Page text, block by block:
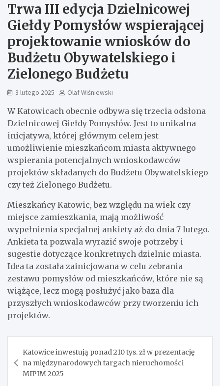
Trwa III edycja Dzielnicowej
Giełdy Pomysłów wspierającej
projektowanie wniosków do
Budżetu Obywatelskiego i
Zielonego Budżetu
3 lutego 2025 Olaf Wiśniewski
W Katowicach obecnie odbywa się trzecia odsłona
Dzielnicowej Giełdy Pomysłów. Jest to unikalna
inicjatywa, której głównym celem jest
umożliwienie mieszkańcom miasta aktywnego
wspierania potencjalnych wnioskodawców
projektów składanych do Budżetu Obywatelskiego
czy też Zielonego Budżetu.
Mieszkańcy Katowic, bez względu na wiek czy
miejsce zamieszkania, mają możliwość
wypełnienia specjalnej ankiety aż do dnia 7 lutego.
Ankieta ta pozwala wyrazić swoje potrzeby i
sugestie dotyczące konkretnych dzielnic miasta.
Idea ta została zainicjowana w celu zebrania
zestawu pomysłów od mieszkańców, które nie są
wiążące, lecz mogą posłużyć jako baza dla
przyszłych wnioskodawców przy tworzeniu ich
projektów.
wpisu
Katowice inwestują ponad 210 tys. zł w prezentację
na międzynarodowych targach nieruchomości
MIPIM 2025